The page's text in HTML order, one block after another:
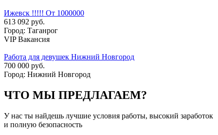
Ижевск !!!!! От 1000000
613 092 руб.
Город: Таганрог
VIP Вакансия
Работа для девушек Нижний Новгород
700 000 руб.
Город: Нижний Новгород
ЧТО МЫ ПРЕДЛАГАЕМ?
У нас ты найдешь лучшие условия работы, высокий заработок
и полную безопасность